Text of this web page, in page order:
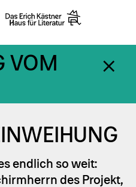
VOM
endlich so weit:
des Projekt,